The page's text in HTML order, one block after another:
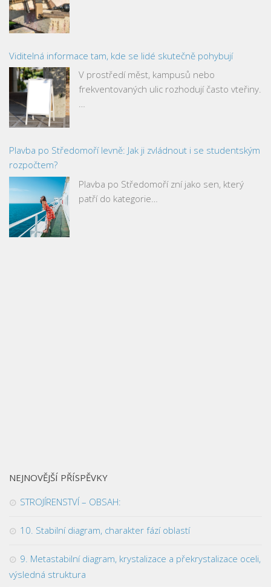
Viditelná informace tam, kde se lidé skutečně pohybují
V prostředí měst, kampusů nebo
frekventovaných ulic rozhodují často vteřiny.
…
Plavba po Středomoří levně: Jak ji zvládnout i se studentským
rozpočtem?
Plavba po Středomoří zní jako sen, který
patří do kategorie…
NEJNOVĚJŠÍ PŘÍSPĚVKY
STROJÍRENSTVÍ – OBSAH:
10. Stabilní diagram, charakter fází oblastí
9. Metastabilní diagram, krystalizace a překrystalizace oceli,
výsledná struktura